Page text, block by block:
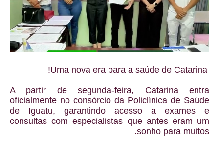
Uma nova era para a saúde de Catarina!
A partir de segunda-feira, Catarina entra
oficialmente no consórcio da Policlínica de Saúde
de Iguatu, garantindo acesso a exames e
consultas com especialistas que antes eram um
sonho para muitos.